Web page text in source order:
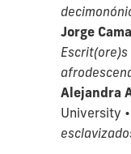
Jorge
Alejandra
University •